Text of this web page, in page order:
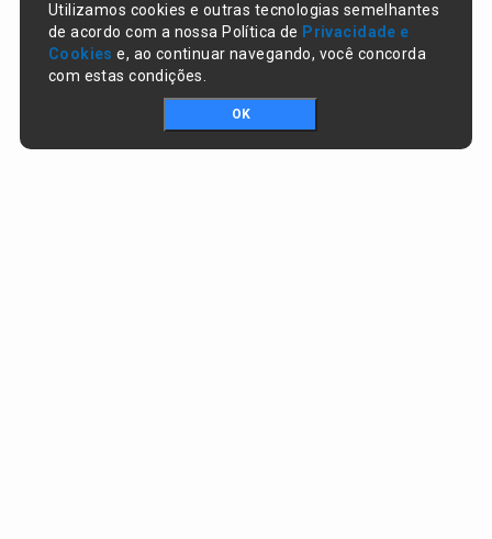
Utilizamos cookies e outras tecnologias semelhantes
de acordo com a nossa Política de Privacidade e
Cookies e, ao continuar navegando, você concorda
com estas condições.
OK